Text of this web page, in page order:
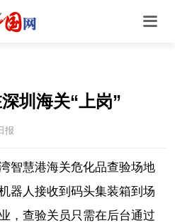
圳海关“上岗”
报
智慧港海关危化品查验场地
器人接收到码头集装箱到场
，查验关员只需在后台通过